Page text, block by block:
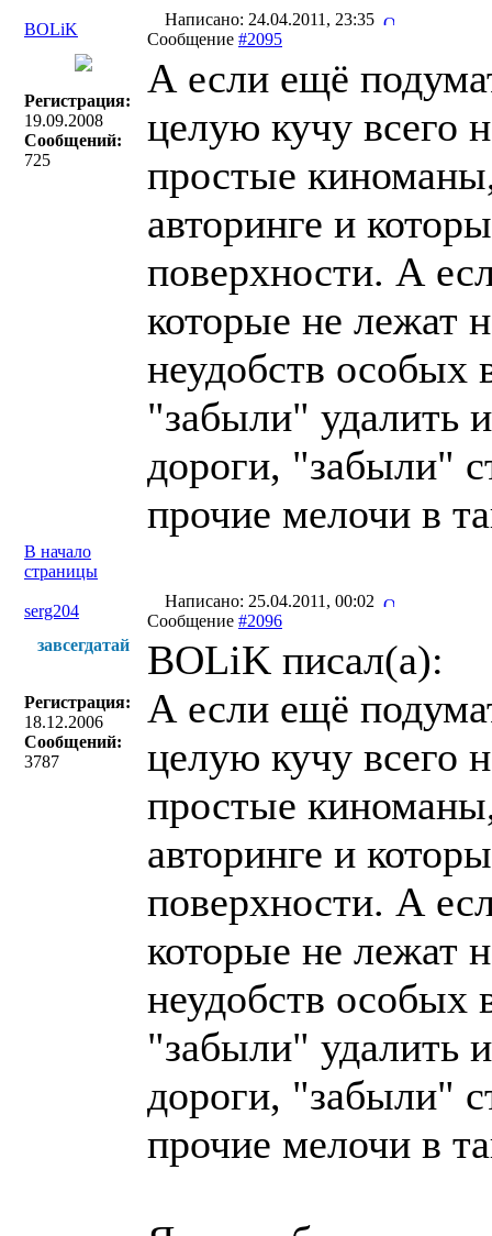
BOLiK
Написано: 24.04.2011, 23:35
Сообщение #2095
Регистрация:
19.09.2008
Сообщений:
725
А если ещё
целую кучу всего
простые
авторинге и
поверхности. А
которые не лежат
неудобств особых
"забыли" удалить
дороги, "забыли"
прочие мелочи в
В начало
страницы
serg204
Написано: 25.04.2011, 00:02
Сообщение #2096
завсегдатай
Регистрация:
18.12.2006
Сообщений:
3787
BOLiK писал(a):
А если ещё
целую кучу всего
простые
авторинге и
поверхности. А
которые не лежат
неудобств особых
"забыли" удалить
дороги, "забыли"
прочие мелочи в